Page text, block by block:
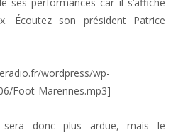
Écoutez son président Patrice
wordpress/wp-
Foot-Marennes.mp3]
sera donc plus ardue, mais le